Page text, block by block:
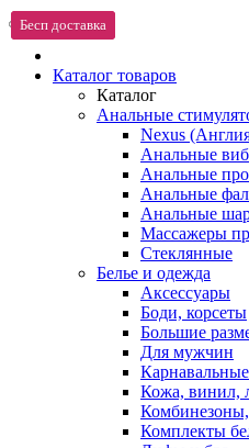
Каталог товаров
Каталог
Анальные
Nexus
Анальные
Анальные
Анальные
Анальные
Массажеры
Стеклянные
Белье и одежда
Аксессуары
Боди, корсеты
Большие
Для мужчин
Кожа, винил,
Комплекты
Бесп доставка
Бесп доставка
Бесп доставка